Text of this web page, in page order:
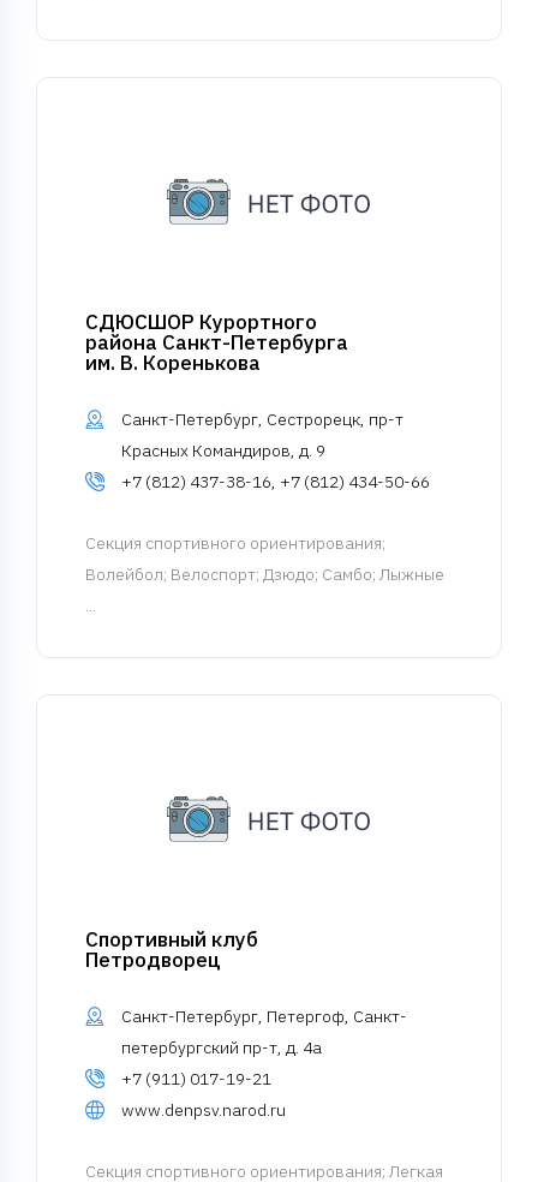
СДЮСШОР Курортного
района Санкт-Петербурга
им. В. Коренькова
Санкт-Петербург, Сестрорецк, пр-т
Красных Командиров, д. 9
+7 (812) 437-38-16, +7 (812) 434-50-66
Cекция спортивного ориентирования;
Волейбол; Велоспорт; Дзюдо; Самбо; Лыжные
...
Спортивный клуб
Петродворец
Санкт-Петербург, Петергоф, Санкт-
петербургский пр-т, д. 4а
+7 (911) 017-19-21
www.denpsv.narod.ru
Cекция спортивного ориентирования; Легкая